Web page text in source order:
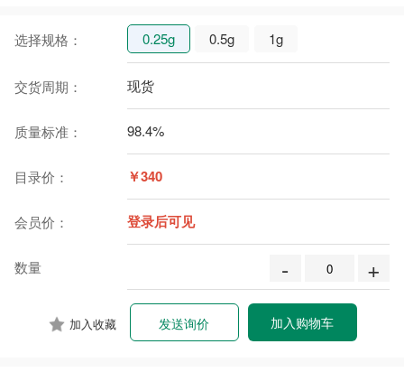
选择规格： 0.25g 0.5g 1g
交货周期： 现货
质量标准： 98.4%
目录价： ￥340
会员价： 登录后可见
数量 - +
加入收藏 加入购物车
发送询价